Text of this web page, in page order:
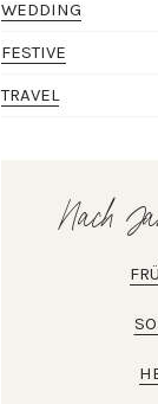
WEDDING
FESTIVE
TRAVEL
Nach